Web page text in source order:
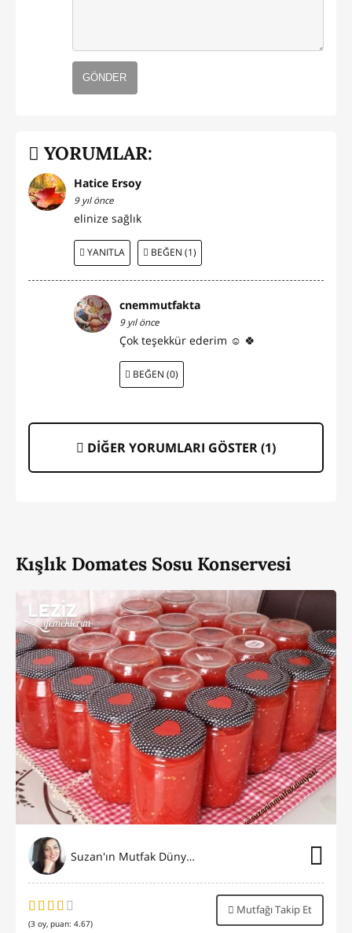
GÖNDER
YORUMLAR:
Hatice Ersoy
9 yıl önce
elinize sağlık
YANITLA BEĞEN (1)
cnemmutfakta
9 yıl önce
Çok teşekkür ederim ☺️ 🍀
BEĞEN (0)
DİĞER YORUMLARI GÖSTER (1)
Kışlık Domates Sosu Konservesi
Suzan'ın Mutfak Dünyası
(3 oy, puan: 4.67)
Mutfağı Takip Et